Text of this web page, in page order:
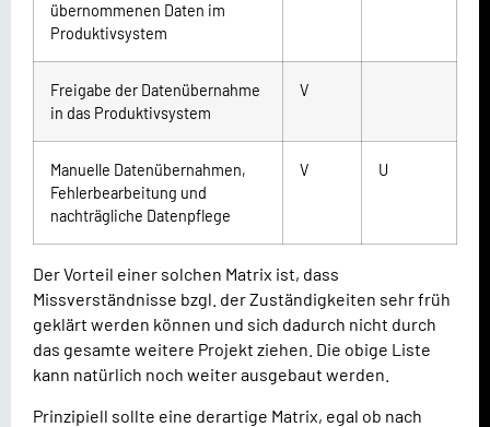
übernommenen Daten im
Produktivsystem
Freigabe der Datenübernahme
in das Produktivsystem
V
Manuelle Datenübernahmen,
Fehlerbearbeitung und
nachträgliche Datenpflege
V U
Der Vorteil einer solchen Matrix ist, dass
Missverständnisse bzgl. der Zuständigkeiten sehr früh
geklärt werden können und sich dadurch nicht durch
das gesamte weitere Projekt ziehen. Die obige Liste
kann natürlich noch weiter ausgebaut werden.
Prinzipiell sollte eine derartige Matrix, egal ob nach